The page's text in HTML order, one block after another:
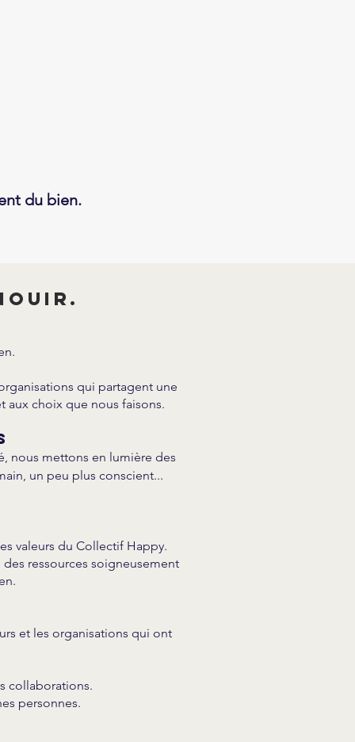
du bien.
qui partagent une
aux choix que nous faisons.
nous mettons en lumière des
un peu plus conscient...
valeurs du Collectif Happy.
ressources soigneusement
et les organisations qui ont
collaborations.
personnes.